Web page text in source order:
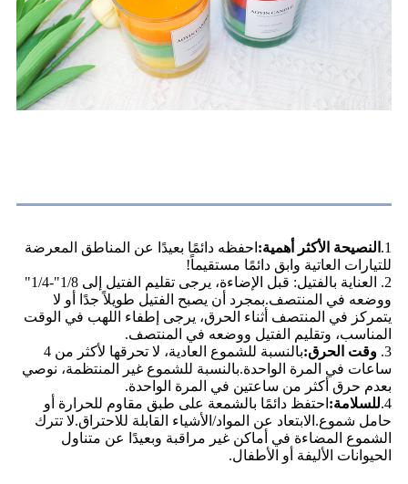
1. النصيحة الأكثر أهمية: احفظه دائمًا بعيدًا عن المناطق المعرضة
للتيارات العاتية وابق دائمًا مستقيماً!
2. العناية بالفتيل: قبل الإضاءة، يرجى تقليم الفتيل إلى 1/8"-1/4"
ووضعه في المنتصف.بمجرد أن يصبح الفتيل طويلاً جدًا أو لا
يتمركز في المنتصف أثناء الحرق، يرجى إطفاء اللهب في الوقت
المناسب، وتقليم الفتيل ووضعه في المنتصف.
3. وقت الحرق:
بالنسبة للشموع العادية، لا تحرقها لأكثر من 4
ساعات في المرة الواحدة.بالنسبة للشموع غير المنتظمة، نوصي
بعدم حرق أكثر من ساعتين في المرة الواحدة.
4. للسلامة: احتفظ دائمًا بالشمعة على طبق مقاوم للحرارة أو
حامل شموع.الابتعاد عن المواد/الأشياء القابلة للاحتراق.لا تترك
الشموع المضاءة في أماكن غير مراقبة وبعيدًا عن متناول
الحيوانات الأليفة أو الأطفال.